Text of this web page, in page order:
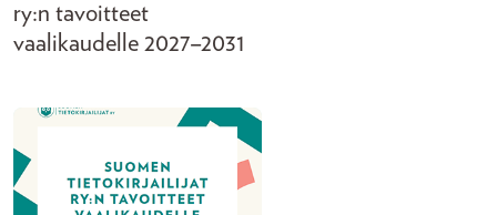
ry:n tavoitteet
vaalikaudelle 2027–2031